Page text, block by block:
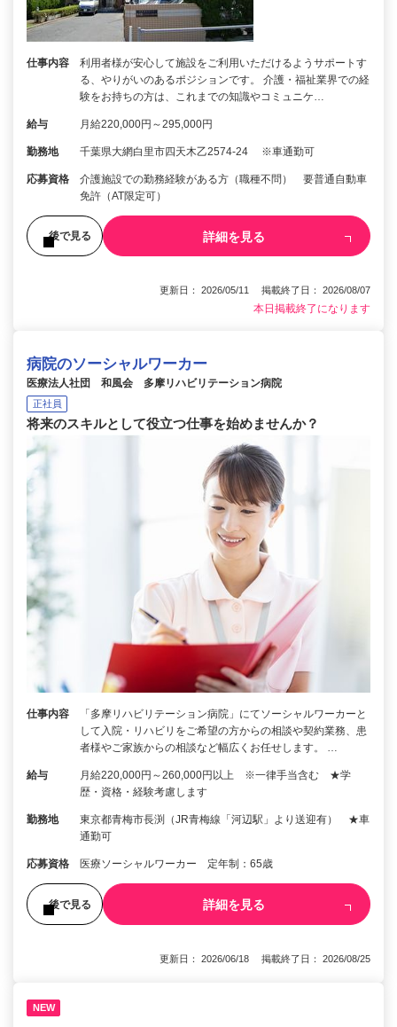
仕事内容
利用者様が安心して施設をご利用いただけるようサポートす
る、やりがいのあるポジションです。 介護・福祉業界での経
験をお持ちの方は、これまでの知識やコミュニケ…
給与 月給220,000円～295,000円
勤務地 千葉県大網白里市四天木乙2574-24 ※車通勤可
応募資格
介護施設での勤務経験がある方（職種不問） 要普通自動車
免許（AT限定可）
後で見る 詳細を見る
更新日： 2026/05/11 掲載終了日： 2026/08/07
本日掲載終了になります
病院のソーシャルワーカー
医療法人社団 和風会 多摩リハビリテーション病院
正社員
将来のスキルとして役立つ仕事を始めませんか？
仕事内容
「多摩リハビリテーション病院」にてソーシャルワーカーと
して入院・リハビリをご希望の方からの相談や契約業務、患
者様やご家族からの相談など幅広くお任せします。 …
給与
月給220,000円～260,000円以上 ※一律手当含む ★学
歴・資格・経験考慮します
勤務地
東京都青梅市長渕（JR青梅線「河辺駅」より送迎有） ★車
通勤可
応募資格 医療ソーシャルワーカー 定年制：65歳
後で見る 詳細を見る
更新日： 2026/06/18 掲載終了日： 2026/08/25
NEW